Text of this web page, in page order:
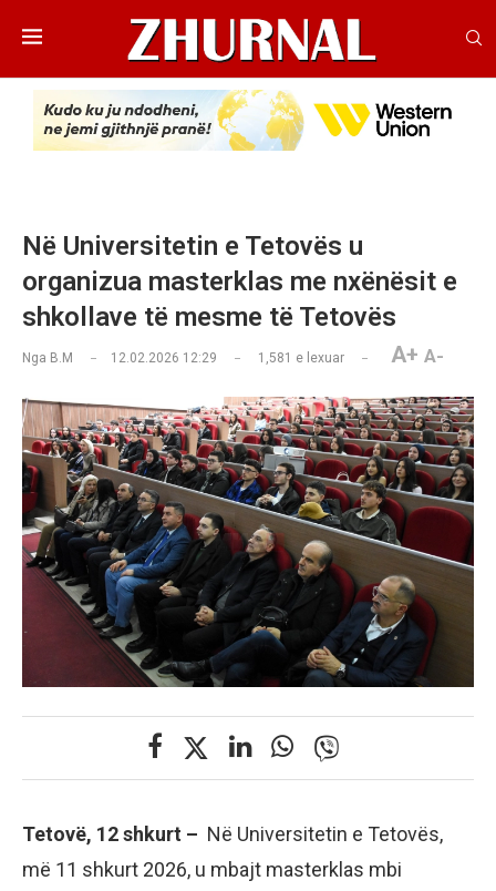
Në Universitetin e Tetovës u
organizua masterklas me nxënësit e
shkollave të mesme të Tetovës
Nga B.M 12.02.2026 12:29 1,581 e lexuar A+ A-
Tetovë, 12 shkurt – Në Universitetin e Tetovës,
më 11 shkurt 2026, u mbajt masterklas mbi